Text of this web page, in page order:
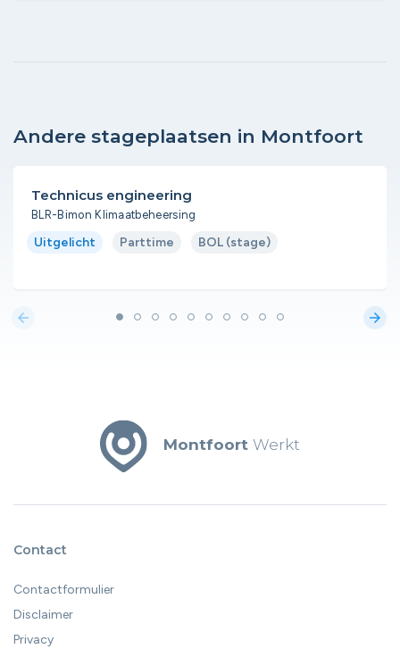
Andere stageplaatsen in Montfoort
Technicus engineering
BLR-Bimon Klimaatbeheersing
Uitgelicht Parttime BOL (stage)
arrow_back arrow_forward
Montfoort Werkt
Contact
Contactformulier
Disclaimer
Privacy